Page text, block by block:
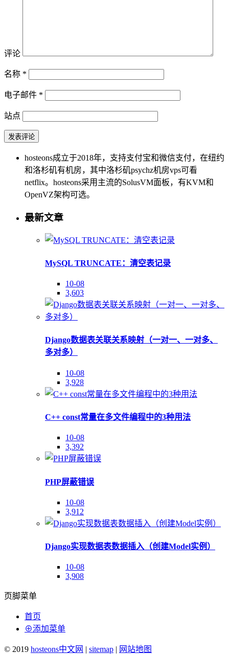
评论
名称 *
电子邮件 *
站点
hosteons成立于2018年，支持支付宝和微信支付，在纽约
和洛杉矶有机房，其中洛杉矶psychz机房vps可看
netflix。hosteons采用主流的SolusVM面板，有KVM和
OpenVZ架构可选。
最新文章
MySQL TRUNCATE：清空表记录
10-08
3,603
Django数据表关联关系映射（一对一、一对多、
多对多）
10-08
3,928
C++ const常量在多文件编程中的3种用法
10-08
3,392
PHP屏蔽错误
10-08
3,912
Django实现数据表数据插入（创建Model实例）
10-08
3,908
页脚菜单
首页
⊕添加菜单
© 2019 hosteons中文网 | sitemap | 网站地图